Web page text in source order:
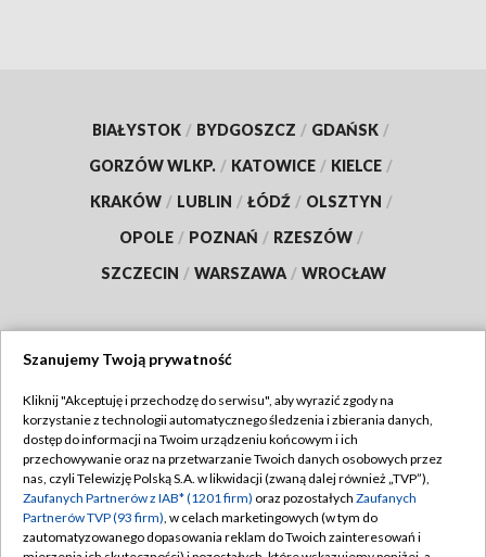
BIAŁYSTOK / BYDGOSZCZ / GDAŃSK /
GORZÓW WLKP. / KATOWICE / KIELCE /
KRAKÓW / LUBLIN / ŁÓDŹ / OLSZTYN /
OPOLE / POZNAŃ / RZESZÓW /
SZCZECIN / WARSZAWA / WROCŁAW
TVP
Abonament TVP
Emisja w TVP
Centrum informacji TVP
Regulamin TVP
Polityka prywatności
Moje zgody
Szanujemy Twoją prywatność
Kliknij "Akceptuję i przechodzę do serwisu", aby wyrazić zgody na
korzystanie z technologii automatycznego śledzenia i zbierania danych,
dostęp do informacji na Twoim urządzeniu końcowym i ich
przechowywanie oraz na przetwarzanie Twoich danych osobowych przez
nas, czyli Telewizję Polską S.A. w likwidacji (zwaną dalej również „TVP”),
Zaufanych Partnerów z IAB* (1201 firm) oraz pozostałych Zaufanych
Partnerów TVP (93 firm), w celach marketingowych (w tym do
zautomatyzowanego dopasowania reklam do Twoich zainteresowań i